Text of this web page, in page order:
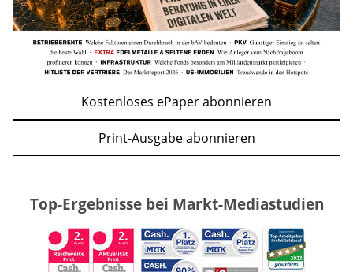
Kostenloses ePaper abonnieren
Print-Ausgabe abonnieren
Top-Ergebnisse bei Markt-Mediastudien